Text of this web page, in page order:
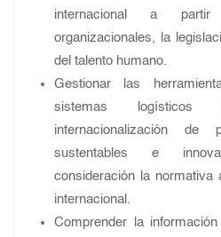
internacional a
organizacionales, la
del talento humano.
Gestionar las
sistemas
internacionalización de
sustentables e
consideración la normativa
internacional.
Comprender la